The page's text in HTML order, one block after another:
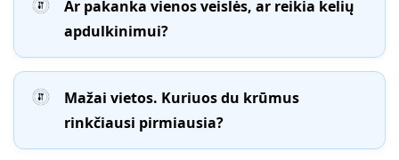
Ar pakanka vienos veislės, ar reikia kelių
apdulkinimui?
Mažai vietos. Kuriuos du krūmus
rinkčiausi pirmiausia?